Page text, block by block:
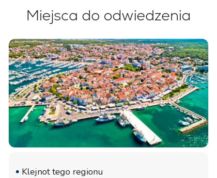
Miejsca do odwiedzenia
Klejnot tego regionu